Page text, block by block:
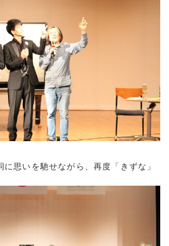
思いを馳せながら、再度「きずな」